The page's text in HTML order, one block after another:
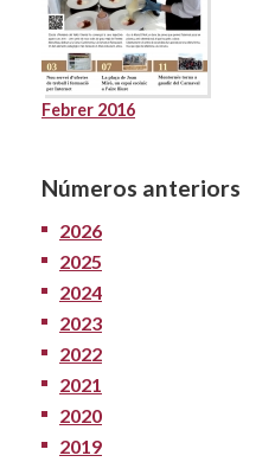
Febrer 2016
Números anteriors
2026
2025
2024
2023
2022
2021
2020
2019